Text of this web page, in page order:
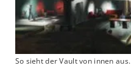
So sieht der Vault von innen aus.